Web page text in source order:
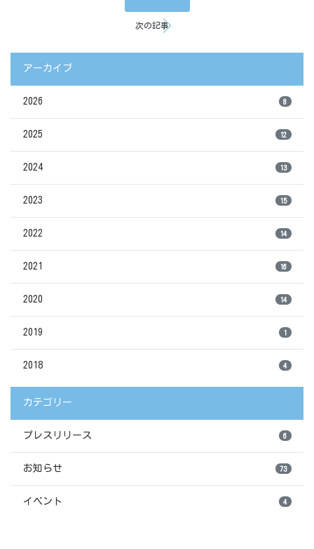
次の記事
アーカイブ
2026 8
2025 12
2024 13
2023 15
2022 14
2021 16
2020 14
2019 1
2018 4
カテゴリー
プレスリリース 6
お知らせ 73
イベント 4